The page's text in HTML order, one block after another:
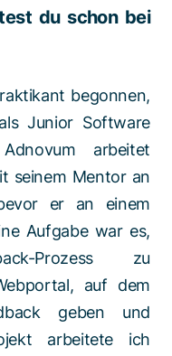
du schon bei
begonnen,
Junior Software
arbeitet
seinem Mentor an
er an einem
Aufgabe war es,
Prozess zu
auf dem
geben und
arbeitete ich